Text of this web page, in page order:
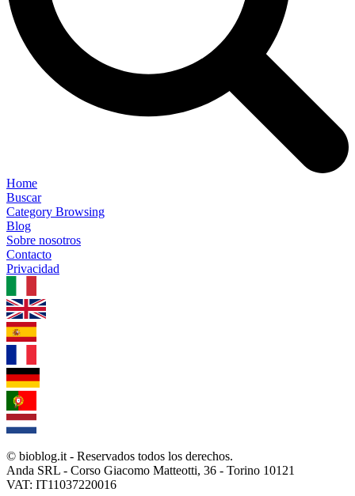
Home
Buscar
Category Browsing
Blog
Sobre nosotros
Contacto
Privacidad
© bioblog.it - Reservados todos los derechos.
Anda SRL - Corso Giacomo Matteotti, 36 - Torino 10121
VAT: IT11037220016